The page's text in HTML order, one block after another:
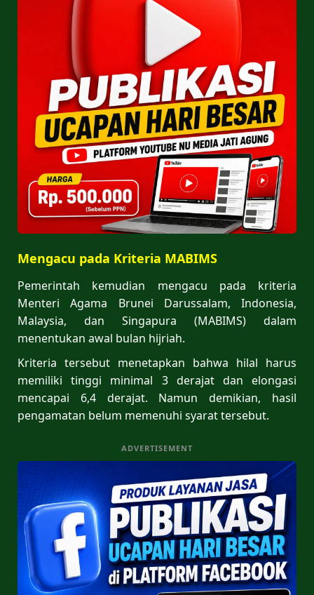
Mengacu pada Kriteria MABIMS
Pemerintah kemudian mengacu pada kriteria
Menteri Agama Brunei Darussalam, Indonesia,
Malaysia, dan Singapura (MABIMS) dalam
menentukan awal bulan hijriah.
Kriteria tersebut menetapkan bahwa hilal harus
memiliki tinggi minimal 3 derajat dan elongasi
mencapai 6,4 derajat. Namun demikian, hasil
pengamatan belum memenuhi syarat tersebut.
ADVERTISEMENT